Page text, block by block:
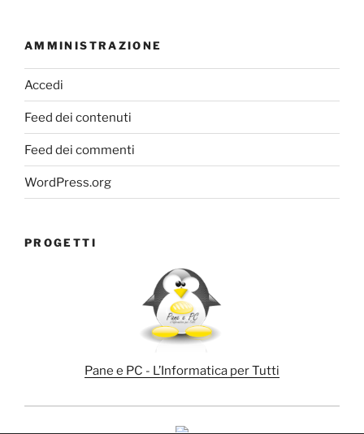
AMMINISTRAZIONE
Accedi
Feed dei contenuti
Feed dei commenti
WordPress.org
PROGETTI
Pane e PC - L’Informatica per Tutti